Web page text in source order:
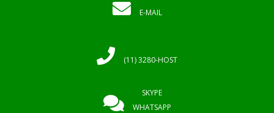
E-MAIL
(11) 3280-HOST
SKYPE
WHATSAPP